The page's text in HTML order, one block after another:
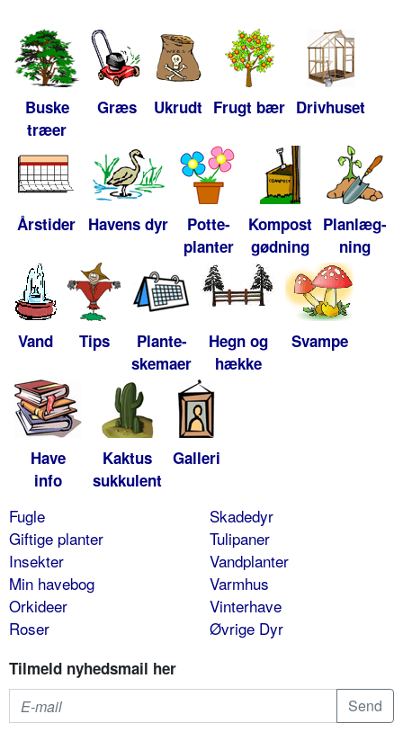
Buske
træer
Græs Ukrudt Frugt bær Drivhuset
Årstider Havens dyr
Potte-
planter
Kompost
gødning
Planlæg-
ning
Vand Tips
Plante-
skemaer
Hegn og
hække
Svampe
Have
info
Kaktus
sukkulent
Galleri
Fugle
Giftige planter
Insekter
Min havebog
Orkideer
Roser
Skadedyr
Tulipaner
Vandplanter
Varmhus
Vinterhave
Øvrige Dyr
Tilmeld nyhedsmail her